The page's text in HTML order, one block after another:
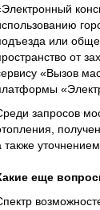
или
от
«Вызов
запросов
также
еще